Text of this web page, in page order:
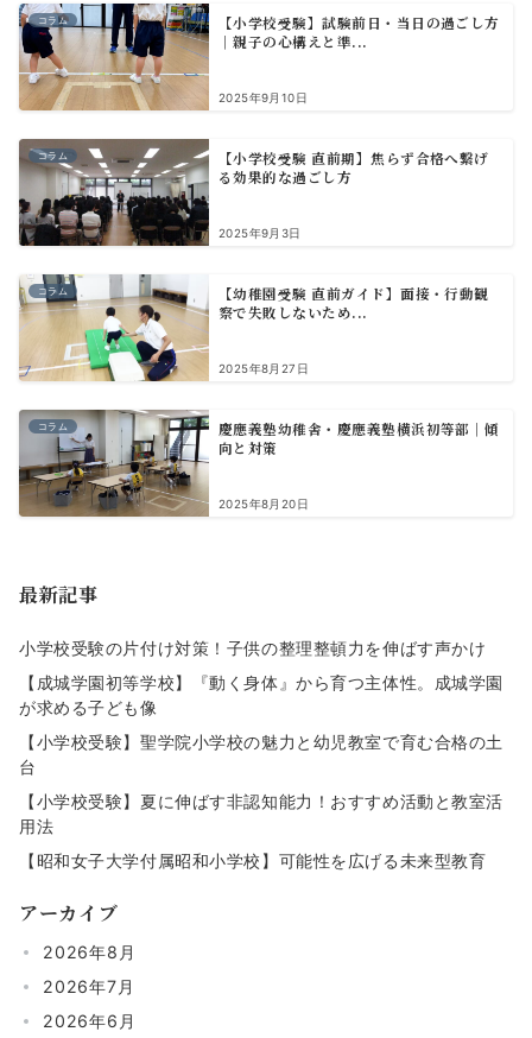
コラム
【小学校受験】試験前日・当日の過ごし方
｜親子の心構えと準...
2025年9月10日
コラム
【小学校受験 直前期】焦らず合格へ繋げ
る効果的な過ごし方
2025年9月3日
コラム
【幼稚園受験 直前ガイド】面接・行動観
察で失敗しないため...
2025年8月27日
コラム
慶應義塾幼稚舎・慶應義塾横浜初等部｜傾
向と対策
2025年8月20日
最新記事
小学校受験の片付け対策！子供の整理整頓力を伸ばす声かけ
【成城学園初等学校】『動く身体』から育つ主体性。成城学園
が求める子ども像
【小学校受験】聖学院小学校の魅力と幼児教室で育む合格の土
台
【小学校受験】夏に伸ばす非認知能力！おすすめ活動と教室活
用法
【昭和女子大学付属昭和小学校】可能性を広げる未来型教育
アーカイブ
2026年8月
2026年7月
2026年6月